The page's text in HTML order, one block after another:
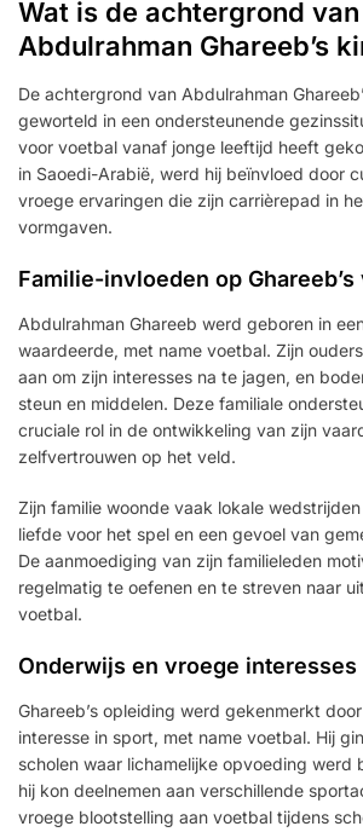
Wat is de achtergrond van
Abdulrahman Ghareeb’s
De achtergrond van Abdulrahman
geworteld in een ondersteunende
voor voetbal vanaf jonge leeftijd heeft
in Saoedi-Arabië, werd hij beïnvloed door
vroege ervaringen die zijn carrièrepad in
vormgaven.
Familie-invloeden op
Abdulrahman Ghareeb werd geboren in
waardeerde, met name voetbal. Zijn
aan om zijn interesses na te jagen, en
steun en middelen. Deze familiale
cruciale rol in de ontwikkeling van zijn
zelfvertrouwen op het veld.
Zijn familie woonde vaak lokale
liefde voor het spel en een gevoel van
De aanmoediging van zijn familieleden
regelmatig te oefenen en te streven naar
voetbal.
Onderwijs en vroege interesses
Ghareeb’s opleiding werd gekenmerkt
interesse in sport, met name voetbal. Hij
scholen waar lichamelijke opvoeding werd
hij kon deelnemen aan verschillende
vroege blootstelling aan voetbal tijdens